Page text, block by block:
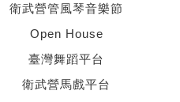
衛武營管風琴音樂節
Open House
臺灣舞蹈平台
衛武營馬戲平台